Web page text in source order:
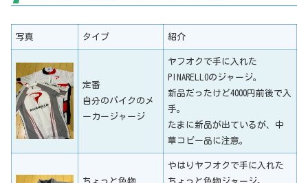
写真 タイプ 紹介
定番
自分のバイクのメ
ーカージャージ
ヤフオクで手に入れた
PINARELLOのジャージ。
新品だったけど4000円前後で入
手。
たまに新品が出ているが、中
華コピー品に注意。
ちょっと色物
やはりヤフオクで手に入れた
ちょっと色物ジャージ。